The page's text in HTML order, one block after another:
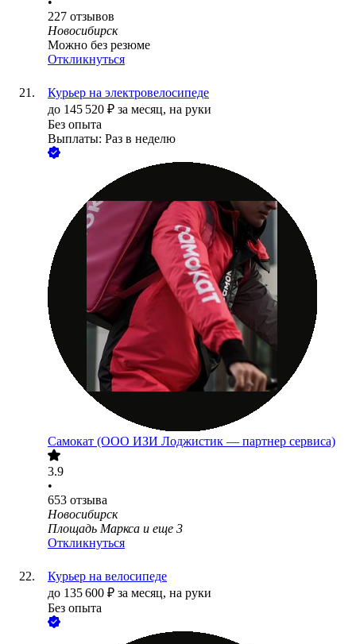
227 отзывов
Новосибирск
Можно без резюме
Откликнуться
Курьер на электровелосипеде
до 145 520 ₽ за месяц, на руки
Без опыта
Выплаты: Раз в неделю
Самокат (ООО ИЗИ Лоджистик — партнер сервиса)
3.9
•
653 отзыва
Новосибирск
Площадь Маркса и еще 3
Откликнуться
Курьер на велосипеде
до 135 600 ₽ за месяц, на руки
Без опыта